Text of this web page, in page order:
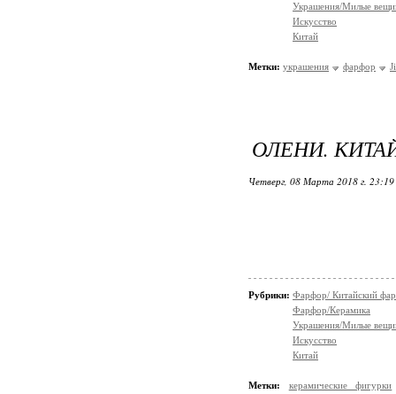
Украшения/Милые
Искусство
Китай
Метки: украшения фарфор
ОЛЕНИ.
Четверг, 08 Марта 2018 г. 23:19
Рубрики: Фарфор/ Китайский
Фарфор/Керамика
Украшения/Милые
Искусство
Китай
Метки:
керамические фигурки